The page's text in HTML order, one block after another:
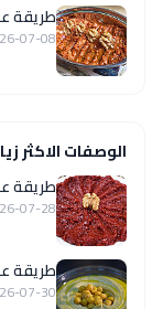
طريقة
07-08
الوصفات الاكثر
طريقة
07-28
‏طريقة
07-30